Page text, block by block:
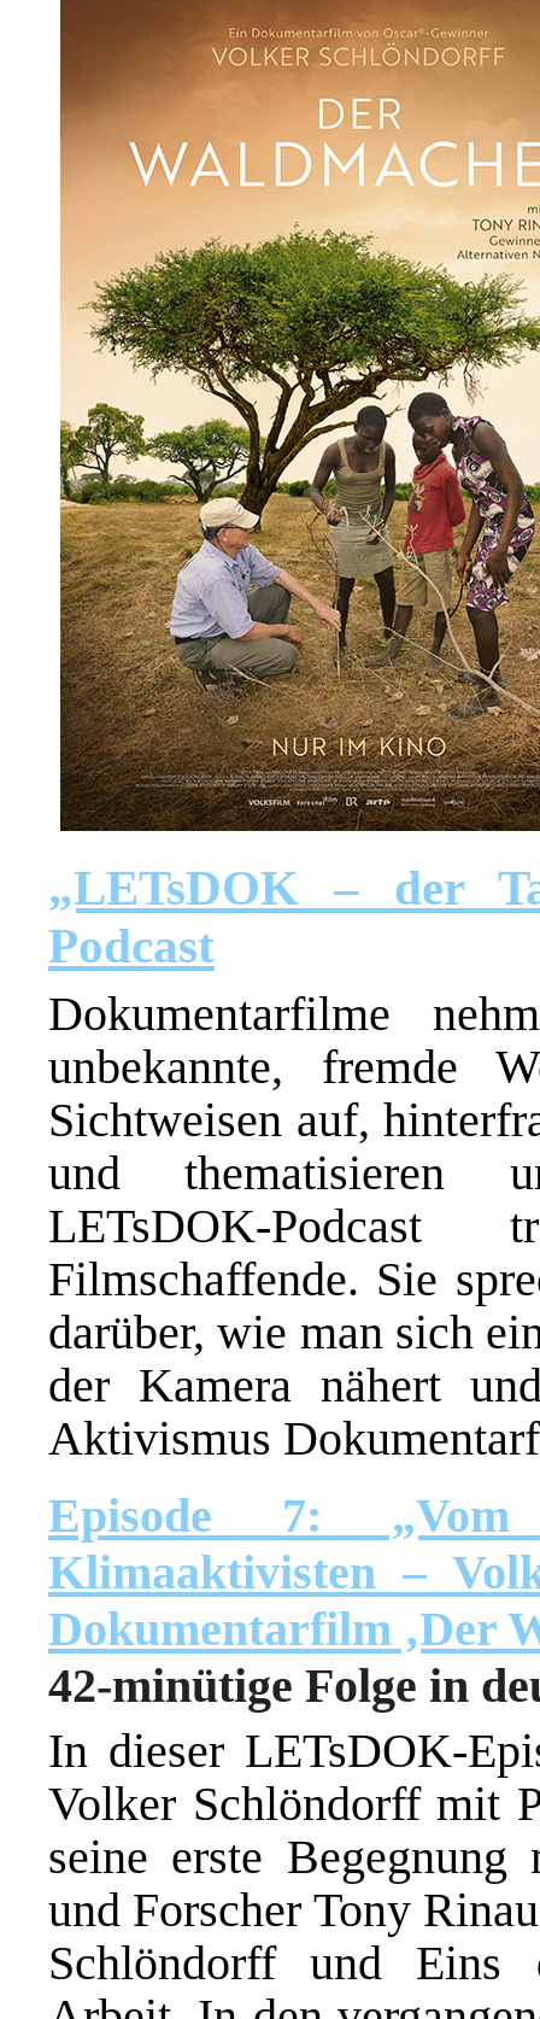
„LETsDOK – der
Podcast
Dokumentarfilme
unbekannte, fremde
Sichtweisen auf,
und thematisieren
LETsDOK-
Filmschaffende. Sie
darüber, wie man sich
der Kamera nähert
Aktivismus
Episode 7:
Klimaaktivisten –
Dokumentarfilm ‚Der
42-minütige Folge in
In dieser LETsDOK-
Volker Schlöndorff mit
seine erste
und Forscher Tony
Schlöndorff und Eins